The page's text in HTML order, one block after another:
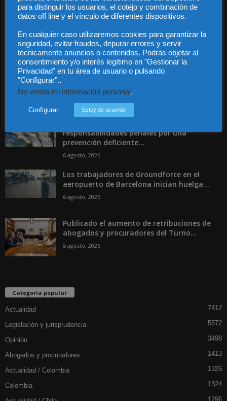
Guía Colaboradores
Contáctanos:info@diariojuridico.com
Incluso más noticias
responsabilidades penales por una
prevención deficiente...
6 agosto, 2026
Los trabajadores de Groundforce en el
aeropuerto de Barcelona inician huelga...
6 agosto, 2026
Publicado el aumento de retribuciones de
abogados y procuradores del Turno...
5 agosto, 2026
Categoría popular
Actualidad 7412
Legislación y jurisprudencia 5572
Opinión 3498
Abogados y procuradores 1413
Actualidad / Colombia 1325
Colombia 1324
1296
para distinguir los usuarios, el cotejo y combinación de
datos off line y el vínculo de diferentes dispositivos.
En cualquier caso utilizaremos cookies para garantizar la
seguridad, evitar fraudes, depurar errores y servir
técnicamente anuncios o contenidos. Podrás objetar al
consentimiento y/o interés legítimo en "Gestionar la
Privacidad" en tu área de usuario o pulsando
"Configurar"..
No venda mi información personal.
Configurar Estoy de acuerdo